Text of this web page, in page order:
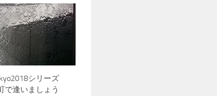
シリーズ
逢いましょう